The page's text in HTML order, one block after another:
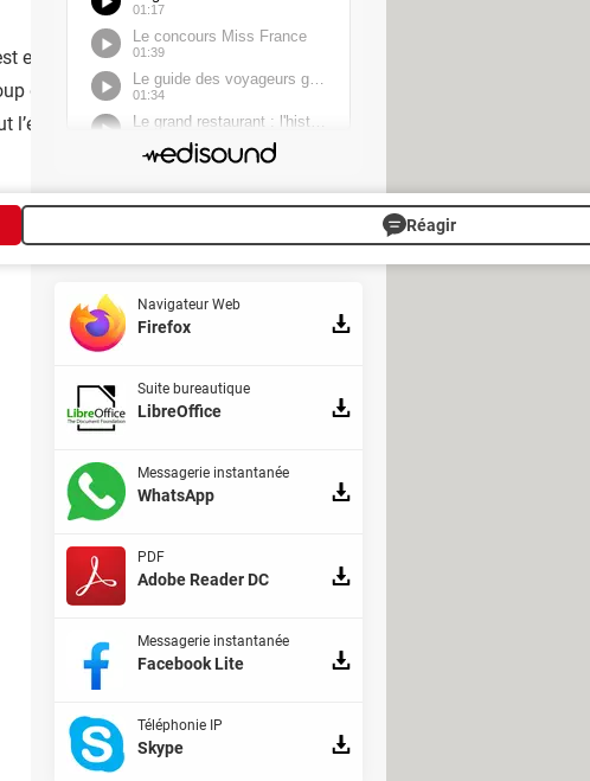
encore en phase de développement bêta
d'incrédulité. De notre côté, nous avons
crotte. C'est drôle une fois, peut-
Réagir
TÉLÉCHARGEMENT
Navigateur Web
Firefox
Suite bureautique
LibreOffice
Messagerie instantanée
WhatsApp
PDF
Adobe Reader DC
Messagerie instantanée
Facebook Lite
Téléphonie IP
Skype